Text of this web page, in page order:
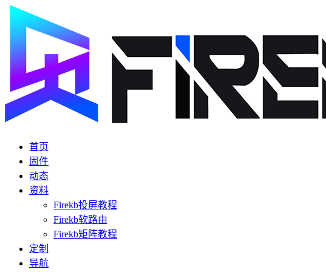
首页
固件
动态
资料
Firekb投屏教程
Firekb软路由
Firekb矩阵教程
定制
导航